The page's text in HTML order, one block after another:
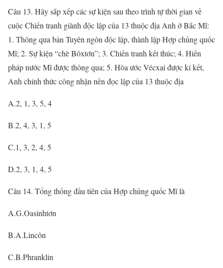
Câu 13. Hãy sắp xếp các sự kiện sau theo trình tự thời gian về
cuộc Chiến tranh giành độc lập của 13 thuộc địa Anh ở Bắc Mĩ:
1. Thông qua bản Tuyên ngôn độc lập, thành lập Hợp chủng quốc
Mĩ; 2. Sự kiện “chè Bôxtơn”; 3. Chiến tranh kết thúc; 4. Hiến
pháp nước Mĩ được thông qua; 5. Hòa ước Vécxai được kí kết,
Anh chính thức công nhận nền đọc lập của 13 thuộc địa
A.2, 1, 3, 5, 4
B.2, 4, 3, 1, 5
C.1, 3, 2, 4, 5
D.2, 3, 1, 4, 5
Câu 14. Tổng thống đầu tiên của Hợp chủng quốc Mĩ là
A.G.Oasinhtơn
B.A.Lincôn
C.B.Phranklin